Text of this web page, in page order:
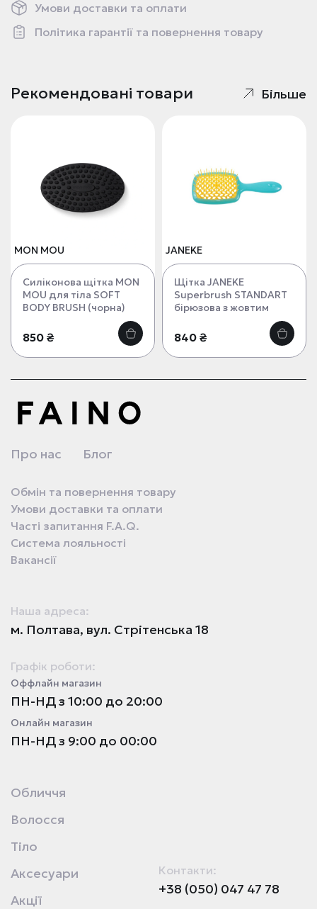
Умови доставки та оплати
Політика гарантії та повернення товару
Рекомендовані товари Більше
MON MOU
Силіконова щітка MON
MOU для тіла SOFT
BODY BRUSH (чорна)
850 ₴
JANEKE
Щітка JANEKE
Superbrush STANDART
бірюзова з жовтим
840 ₴
Про нас Блог
Обмін та повернення товару
Умови доставки та оплати
Часті запитання F.A.Q.
Система лояльності
Вакансії
Наша адреса:
м. Полтава, вул. Стрітенська 18
Графік роботи:
Оффлайн магазин
ПН-НД з 10:00 до 20:00
Онлайн магазин
ПН-НД з 9:00 до 00:00
Контакти:
+38 (050) 047 47 78
Обличчя
Волосся
Тіло
Аксесуари
Акції